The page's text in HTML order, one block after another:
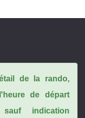
de la rando,
de départ
indication